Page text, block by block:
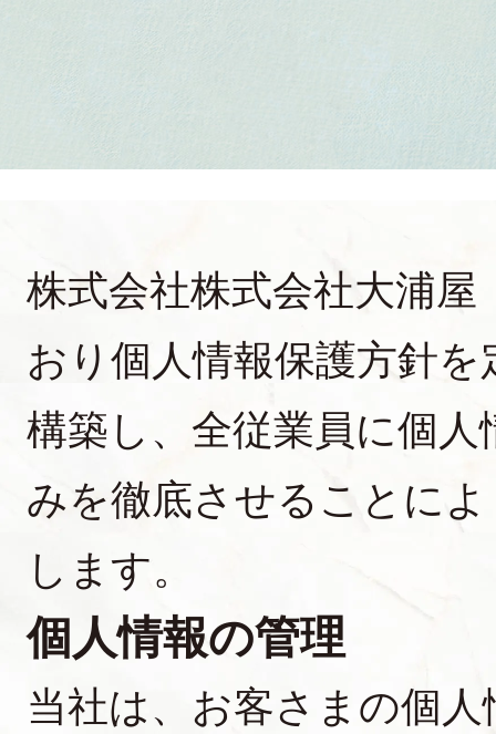
株式会社株式会社大浦
おり個人情報保護方針
構築し、全従業員に個
みを徹底させることに
します。
個人情報の管理
当社は、お客さまの個